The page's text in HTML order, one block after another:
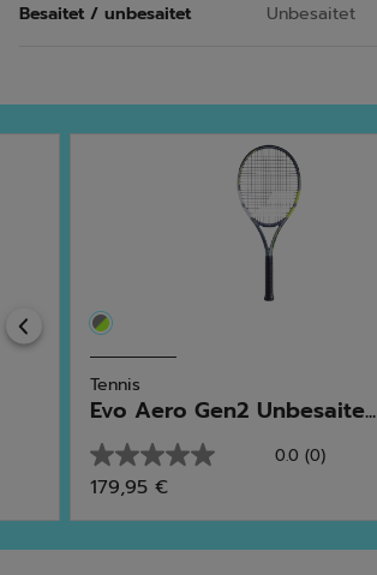
Besaitet / unbesaitet Unbesaitet
Previous
Tennis
Evo Aero Gen2 Unbesaite...
0.0 (0)
0.0
von
5
Sternen.
179,95 €